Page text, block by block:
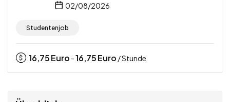
02/08/2026
Studentenjob
16,75Euro -16,75Euro / Stunde